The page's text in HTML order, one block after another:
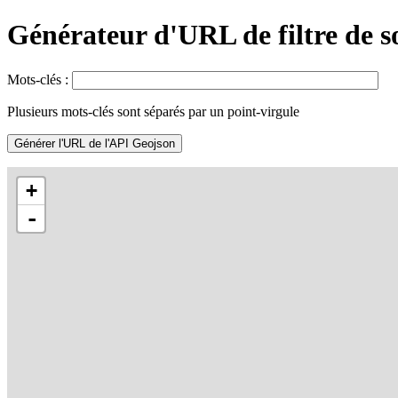
Générateur d'URL de filtre de
Mots-clés :
Plusieurs mots-clés sont séparés par un point-virgule
Générer l'URL de l'API Geojson
+
-